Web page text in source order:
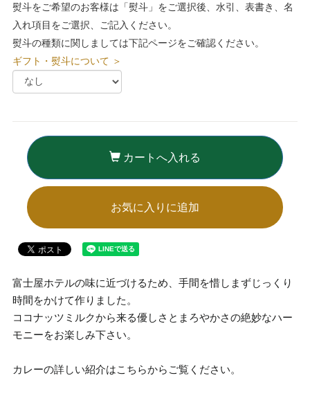
熨斗をご希望のお客様は「熨斗」をご選択後、水引、表書き、名
入れ項目をご選択、ご記入ください。
熨斗の種類に関しましては下記ページをご確認ください。
ギフト・熨斗について ＞
カートへ入れる
お気に入りに追加
富士屋ホテルの味に近づけるため、手間を惜しまずじっくり
時間をかけて作りました。
ココナッツミルクから来る優しさとまろやかさの絶妙なハー
モニーをお楽しみ下さい。
カレーの詳しい紹介はこちらからご覧ください。